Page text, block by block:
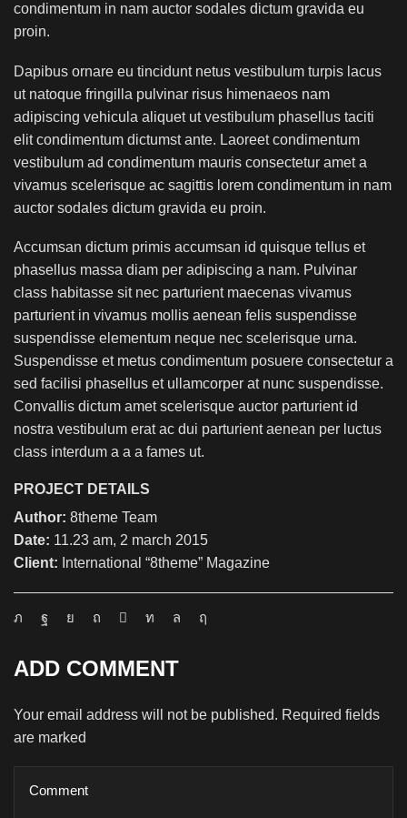
condimentum in nam auctor sodales dictum gravida eu
proin.
Dapibus ornare eu tincidunt netus vestibulum turpis lacus
ut natoque fringilla pulvinar risus himenaeos nam
adipiscing vehicula aliquet ut vestibulum phasellus taciti
elit condimentum dictumst ante. Laoreet condimentum
vestibulum ad condimentum mauris consectetur amet a
vivamus scelerisque ac sagittis lorem condimentum in nam
auctor sodales dictum gravida eu proin.
Accumsan dictum primis accumsan id quisque tellus et
phasellus massa diam per adipiscing a nam. Pulvinar
class habitasse sit nec parturient maecenas vivamus
parturient in vivamus mollis aenean felis suspendisse
suspendisse elementum neque nec scelerisque urna.
Suspendisse et metus condimentum posuere consectetur a
sed facilisi phasellus et ullamcorper at nunc suspendisse.
Convallis dictum amet scelerisque auctor parturient id
nostra vestibulum erat ac dui parturient aenean per luctus
class interdum a a a fames ut.
PROJECT DETAILS
Author: 8theme Team
Date: 11.23 am, 2 march 2015
Client: International “8theme” Magazine
ADD COMMENT
Your email address will not be published. Required fields
are marked